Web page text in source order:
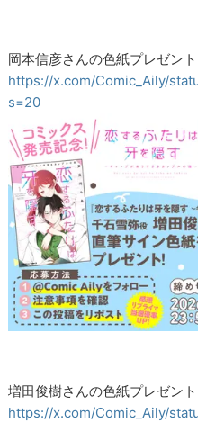
岡本信彦さんの色紙プレゼント
https://x.com/Comic_Aily/
s=20
増田俊樹さんの色紙プレゼント
https://x.com/Comic_Aily/